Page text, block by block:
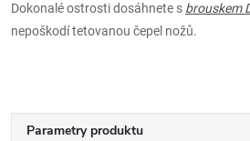
Dokonalé ostrosti dosáhnete s brouskem
nepoškodí tetovanou čepel nožů.
Parametry produktu